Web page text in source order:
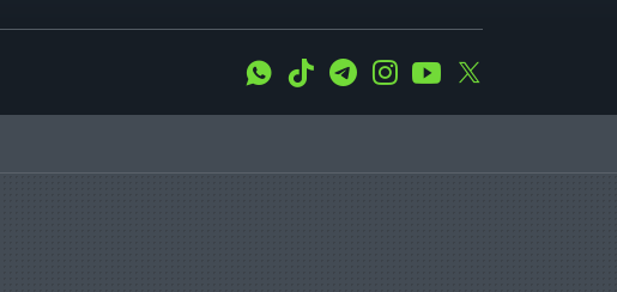
WhatsApp
Tiktok TelegramInstagramYoutube